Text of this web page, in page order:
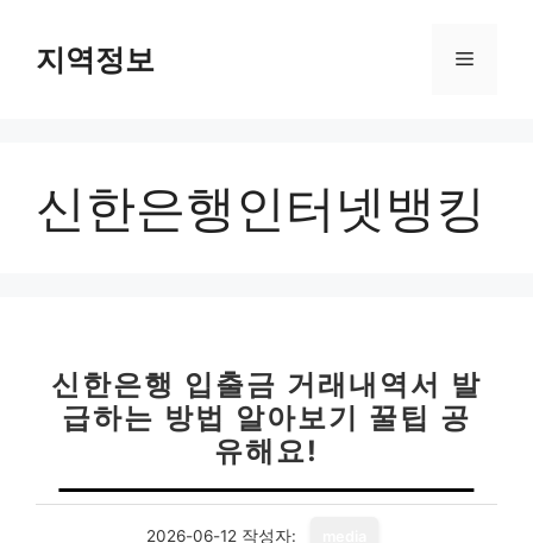
지역정보 메
신한은행인터넷뱅킹
신한은행 입출금 거래내역서 발
급하는 방법 알아보기 꿀팁 공
유해요!
2026-06-12 작성자: